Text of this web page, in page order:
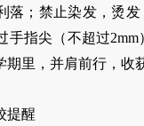
落；禁止染发，烫
手指尖（不超过
里，并肩前行，收
提醒